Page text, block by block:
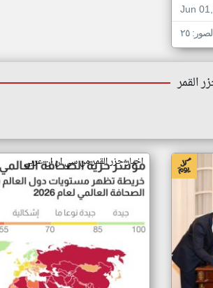
Jun
القمر
اخبار جزر القمر من سي ان ان عربي